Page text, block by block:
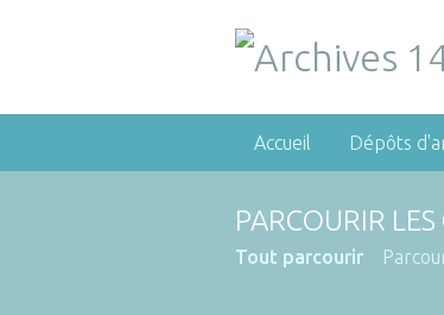
Accueil Dépôts
PARCOURIR
Tout parcourir